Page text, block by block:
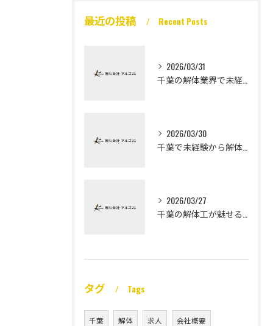
最近の投稿 Recent Posts
2026/03/31
2026/03/30
2026/03/27
タグ Tags
千葉 解体 求人 会社概要